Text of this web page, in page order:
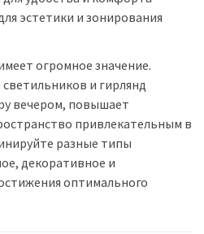
эстетики и зонирования
огромное значение.
и гирлянд
вечером, повышает
привлекательным в
разные типы
декоративное и
оптимального